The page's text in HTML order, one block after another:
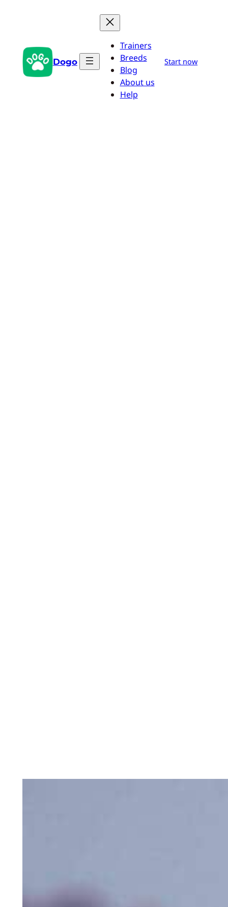
Dogo
Trainers
Breeds
Blog
About us
Help
Start now